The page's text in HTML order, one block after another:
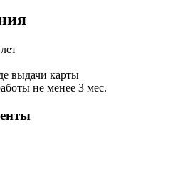
выдачи карты
не менее 3 мес.